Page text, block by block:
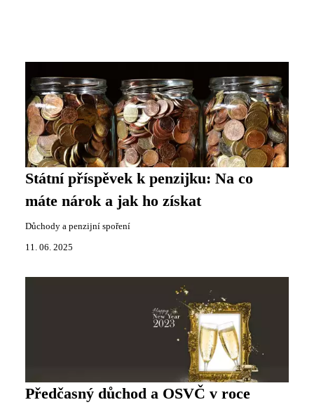
Státní příspěvek k penzijku: Na co
máte nárok a jak ho získat
Důchody a penzijní spoření
11. 06. 2025
Předčasný důchod a OSVČ v roce